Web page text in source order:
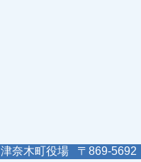
津奈木町役場 〒869-5692